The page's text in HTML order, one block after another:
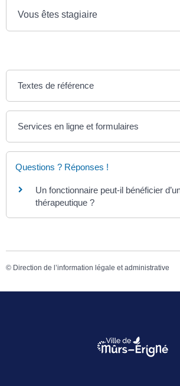
Vous êtes stagiaire
Textes de référence
Services en ligne et formulaires
Questions ? Réponses !
Un fonctionnaire peut-il bénéficier
thérapeutique ?
© Direction de l’information légale et administrative